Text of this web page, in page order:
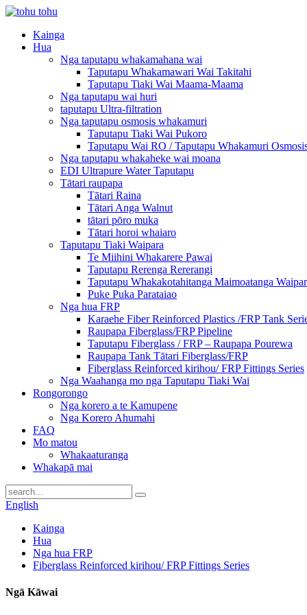
Kainga
Hua
Nga taputapu whakamahana wai
Taputapu Whakamawari Wai Takitahi
Taputapu Tiaki Wai Maama-Maama
Nga taputapu wai huri
taputapu Ultra-filtration
Nga taputapu osmosis whakamuri
Taputapu Tiaki Wai Pukoro
Taputapu Wai RO / Taputapu Whakamuri
Nga taputapu whakaheke wai moana
EDI Ultrapure Water Taputapu
Tātari raupapa
Tātari Raina
Tātari Anga Walnut
tātari pōro muka
Tātari horoi whaiaro
Taputapu Tiaki Waipara
Te Miihini Whakarere Pawai
Taputapu Rerenga Rererangi
Taputapu Whakakotahitanga Maimoatanga
Puke Puka Parataiao
Nga hua FRP
Karaehe Fiber Reinforced Plastics /FRP Tank
Raupapa Fiberglass/FRP Pipeline
Taputapu Fiberglass / FRP – Raupapa Pourewa
Raupapa Tank Tātari Fiberglass/FRP
Fiberglass Reinforced kirihou/ FRP Fittings Series
Nga Waahanga mo nga Taputapu Tiaki Wai
Rongorongo
Nga korero a te Kamupene
Nga Korero Ahumahi
FAQ
Mo matou
Whakaaturanga
Whakapā mai
English
Kainga
Hua
Nga hua FRP
Fiberglass Reinforced kirihou/ FRP Fittings Series
Ngā Kāwai